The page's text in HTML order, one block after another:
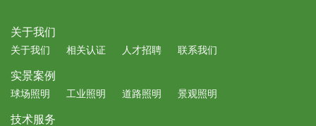
关于我们
关于我们 相关认证 人才招聘 联系我们
实景案例
球场照明 工业照明 道路照明 景观照明
技术服务